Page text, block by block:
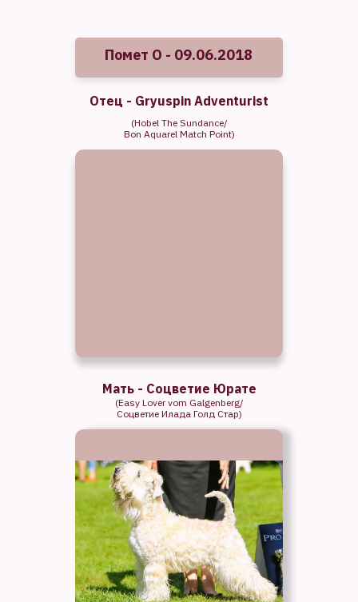
(Easy Lover vom Galgenberg/
Соцветие Илада Голд Стар)
Мать - Соцветие Юрате
(Hobel The Sundance/
Bon Aquarel Match Point)
Отец - Gryuspin Adventurist
Помет О - 09.06.2018